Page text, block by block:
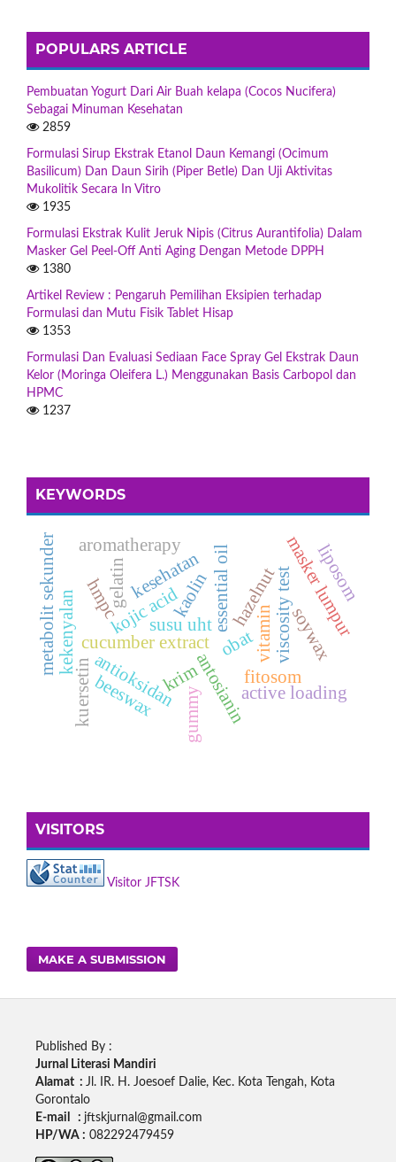
POPULARS ARTICLE
Pembuatan Yogurt Dari Air Buah kelapa (Cocos Nucifera)
Sebagai Minuman Kesehatan
2859
Formulasi Sirup Ekstrak Etanol Daun Kemangi (Ocimum
Basilicum) Dan Daun Sirih (Piper Betle) Dan Uji Aktivitas
Mukolitik Secara In Vitro
1935
Formulasi Ekstrak Kulit Jeruk Nipis (Citrus Aurantifolia) Dalam
Masker Gel Peel-Off Anti Aging Dengan Metode DPPH
1380
Artikel Review : Pengaruh Pemilihan Eksipien terhadap
Formulasi dan Mutu Fisik Tablet Hisap
1353
Formulasi Dan Evaluasi Sediaan Face Spray Gel Ekstrak Daun
Kelor (Moringa Oleifera L.) Menggunakan Basis Carbopol dan
HPMC
1237
KEYWORDS
kojic acid
cucumber extract
krim fitosom
antosianin
kekenyalan hazelnut
gelatin
gummy
antioksidan
viscosity test
metabolit sekunder
kuersetinbeeswax
soywax
essential oil
aromatherapy masker lumpur
kaolin
active loading
hmpc
obat
liposom
kesehatan
vitamin
susu uht
VISITORS
Visitor JFTSK
MAKE A SUBMISSION
Published By :
Jurnal Literasi Mandiri
Alamat : Jl. IR. H. Joesoef Dalie, Kec. Kota Tengah, Kota
Gorontalo
E-mail : jftskjurnal@gmail.com
HP/WA : 082292479459